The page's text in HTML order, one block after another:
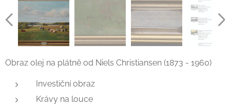
Obraz olej na plátně od Niels Christiansen (1873 - 1960)
Investiční obraz
Krávy na louce